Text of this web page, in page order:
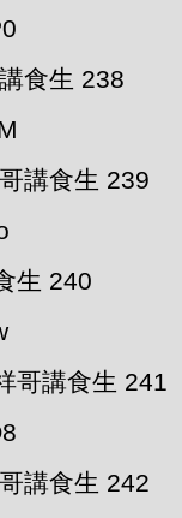
食生 238
講食生 239
生 240
哥講食生 241
講食生 242